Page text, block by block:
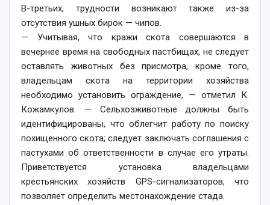
В-третьих, трудности возникают также из-за
отсутствия ушных бирок — чипов.
— Учитывая, что кражи скота совершаются в
вечернее время на свободных пастбищах, не следует
оставлять животных без присмотра, кроме того,
владельцам скота на территории хозяйства
необходимо установить ограждение, — отметил К.
Кожамкулов. — Сельхозживотные должны быть
идентифицированы, что облегчит работу по поиску
похищенного скота; следует заключать соглашения с
пастухами об ответственности в случае его утраты.
Приветствуется установка владельцами
крестьянских хозяйств GPS-сигнализаторов, что
позволяет определить местонахождение стада.